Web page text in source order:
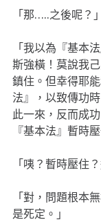
「那…..之後呢？」
「我以為『基本
斯強橫！莫說我
鎮住。但幸得耶
法』，以致傳功
此一來，反而成
『基本法』暫時壓
「咦？暫時壓住
「對，問題根本
是死定。」